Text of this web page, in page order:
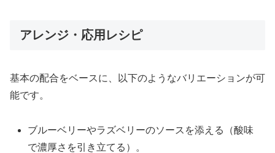
アレンジ・応用レシピ
基本の配合をベースに、以下のようなバリエーションが可
能です。
ブルーベリーやラズベリーのソースを添える（酸味
で濃厚さを引き立てる）。